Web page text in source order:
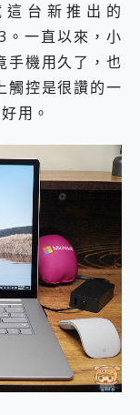
台新推出的
一直以來，小
手機用久了，也
觸控是很讚的一
用。